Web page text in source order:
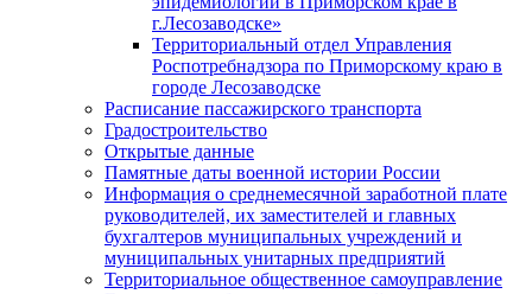
г.Лесозаводске»
Территориальный отдел Управления
Роспотребнадзора по Приморскому краю в
городе Лесозаводске
Расписание пассажирского транспорта
Градостроительство
Открытые данные
Памятные даты военной истории России
Информация о среднемесячной заработной плате
руководителей, их заместителей и главных
бухгалтеров муниципальных учреждений и
муниципальных унитарных предприятий
Территориальное общественное самоуправление